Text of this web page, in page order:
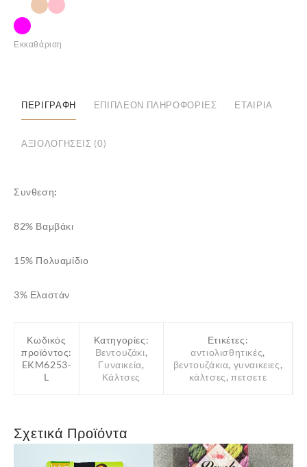
Εκκαθάριση
ΠΕΡΙΓΡΑΦΉ ΕΠΙΠΛΈΟΝ ΠΛΗΡΟΦΟΡΊΕΣ ΕΤΑΙΡΊΑ
ΑΞΙΟΛΟΓΉΣΕΙΣ (0)
Συνθεση:
82% Βαμβάκι
15% Πολυαμίδιο
3% Ελαστάν
Κωδικός
προϊόντος:
EKM6253-
L
Κατηγορίες:
Βεντουζάκι,
Γυναικεία,
Κάλτσες
Ετικέτες:
αντιολισθητικές,
βεντουζάκια, γυναικειες,
κάλτσες,πετσετε
Σχετικά Προϊόντα